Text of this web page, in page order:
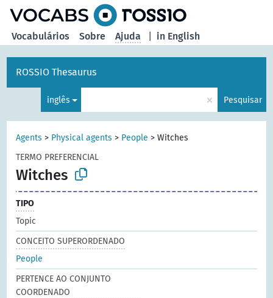
in English
Vocabulários Sobre Ajuda
ROSSIO Thesaurus
inglês × Pesquisar
Agents > Physical agents > People >Witches
TERMO PREFERENCIAL
Witches
TIPO
Topic
CONCEITO SUPERORDENADO
People
PERTENCE AO CONJUNTO
COORDENADO